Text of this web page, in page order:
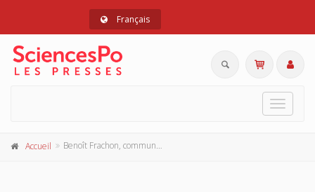
Français
Toggle
Accueil Benoît Frachon, communiste et syndicaliste